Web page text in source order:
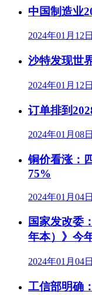
中国制造业
2024年01月12日
沙特发现世
2024年01月12日
订单排到
2024年01月08日
铜价看涨：
75%
2024年01月04日
国家发改委
年本）》今
2024年01月04日
工信部明确